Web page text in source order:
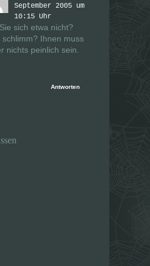
September 2005 um
10:15 Uhr
sich etwa nicht?
schlimm? Ihnen muss
nichts peinlich sein.
Antworten